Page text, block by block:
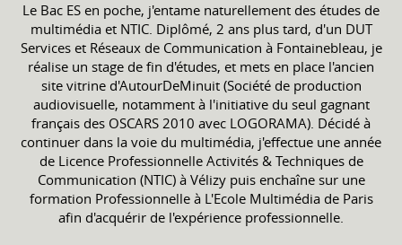
Le Bac ES en poche, j'entame naturellement des études de
multimédia et NTIC. Diplômé, 2 ans plus tard, d'un DUT
Services et Réseaux de Communication à Fontainebleau, je
réalise un stage de fin d'études, et mets en place l'ancien
site vitrine d'AutourDeMinuit (Société de production
audiovisuelle, notamment à l'initiative du seul gagnant
français des OSCARS 2010 avec LOGORAMA). Décidé à
continuer dans la voie du multimédia, j'effectue une année
de Licence Professionnelle Activités & Techniques de
Communication (NTIC) à Vélizy puis enchaîne sur une
formation Professionnelle à L'Ecole Multimédia de Paris
afin d'acquérir de l'expérience professionnelle.